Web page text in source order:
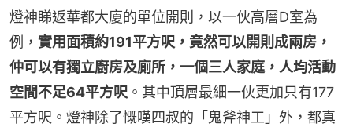
燈神睇返華都大廈的單位開則，以一伙高層D室為
例， 實用面積約191平方呎，竟然可以開則成兩房，
仲可以有獨立廚房及廁所，一個三人家庭，人均活動
空間不足64平方呎 。其中頂層最細一伙更加只有177
平方呎。燈神除了慨嘆四叔的「鬼斧神工」外，都真